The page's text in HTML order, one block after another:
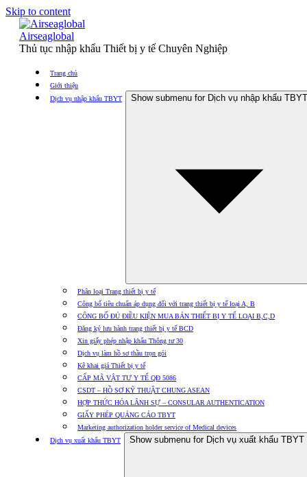
Skip to content
Airseaglobal
Thủ tục nhập khẩu Thiết bị y tế Chuyên Nghiệp
Trang chủ
Giới thiệu
Dịch vụ nhập khẩu TBYT
Show submenu for Dịch vụ nhập khẩu TBYT
Phân loại Trang thiết bị y tế
Công bố tiêu chuẩn áp dụng đối với trang thiết bị y tế loại A, B
CÔNG BỐ ĐỦ ĐIỀU KIỆN MUA BÁN THIẾT BỊ Y TẾ LOẠI B,C,D
Đăng ký lưu hành trang thiết bị y tế BCD
Xin giấy phép nhập khẩu Thông tư 30
Dịch vụ làm hồ sơ thầu trọn gói
Kê khai giá Thiết bị y tế
CẤP MÃ VẬT TƯ Y TẾ QĐ 5086
CSDT – HỒ SƠ KỸ THUẬT CHUNG ASEAN
HỢP THỨC HÓA LÃNH SỰ – CONSULAR AUTHENTICATION
GIẤY PHÉP QUẢNG CÁO TBYT
Marketing authorization holder service of Medical devices
Dịch vụ xuất khẩu TBYT
Show submenu for Dịch vụ xuất khẩu TBYT